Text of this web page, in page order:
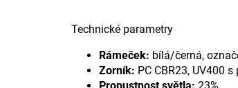
Technické parametry
Rámeček: bílá/černá,
Zorník: PC CBR23, UV400